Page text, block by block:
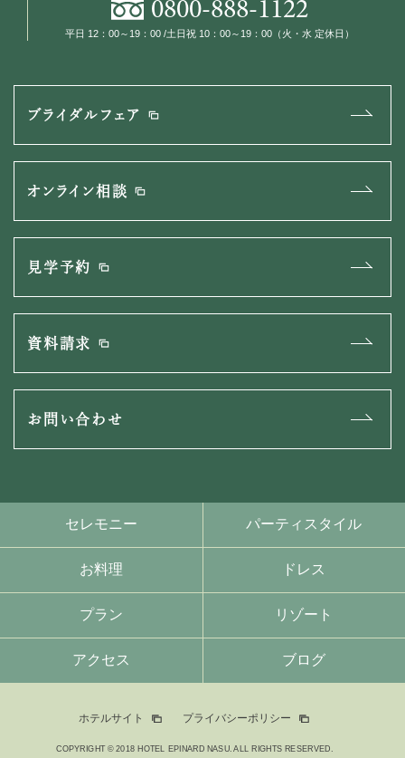
0800-888-1122
平日 12：00～19：00 /土日祝 10：00～19：00（火・水 定休日）
ブライダルフェア
オンライン相談
見学予約
資料請求
お問い合わせ
セレモニー パーティスタイル
お料理 ドレス
プラン リゾート
アクセス ブログ
ホテルサイト プライバシーポリシー
COPYRIGHT © 2018 HOTEL EPINARD NASU. ALL RIGHTS RESERVED.